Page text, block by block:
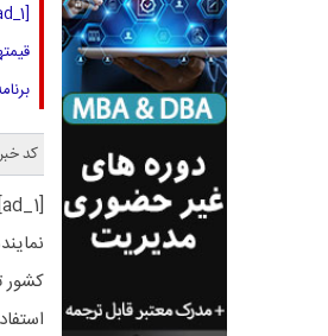
کد خبر :
[ad_1]
کشور